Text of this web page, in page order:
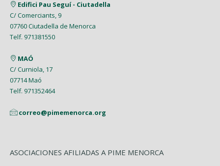
Enero (9)
Febrero (7)
Enero (1)
Marzo (5)
Febrero (1)
Enero (2)
Mayo (7)
Abril (4)
Febrero (6)
Enero (2)
Edifici Pau Seguí - Ciutadella
C/ Comerciants, 9
07760 Ciutadella de Menorca
Telf. 971381550
MAÓ
C/ Curniola, 17
07714 Maó
Telf. 971352464
correo@pimemenorca.org
ASOCIACIONES AFILIADAS A PIME MENORCA